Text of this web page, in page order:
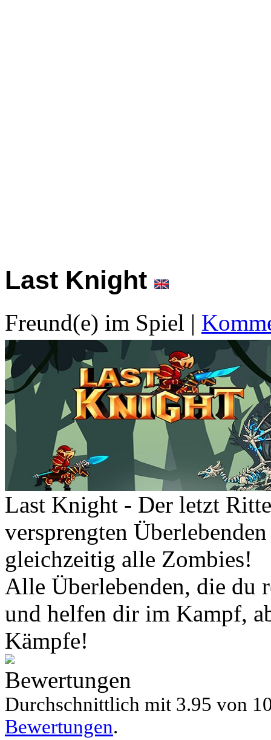
Last Knight
Freund(e) im Spiel |
Last Knight - Der letzt
versprengten
gleichzeitig alle Zombies!
Alle Überlebenden, die du
und helfen dir im Kampf,
Kämpfe!
Bewertungen
Durchschnittlich mit 3.95 von
Bewertungen.